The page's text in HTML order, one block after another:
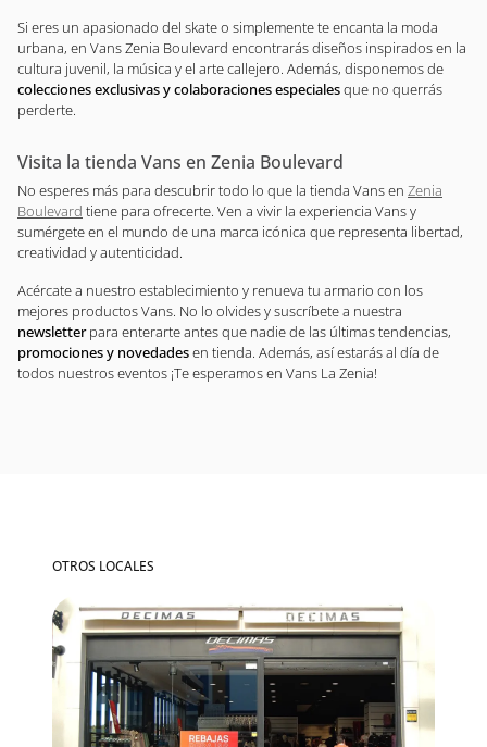
Si eres un apasionado del skate o simplemente te encanta la moda
urbana, en Vans Zenia Boulevard encontrarás diseños inspirados en la
cultura juvenil, la música y el arte callejero. Además, disponemos de
colecciones exclusivas y colaboraciones especialesque no querrás
perderte.
Visita la tienda Vans en Zenia Boulevard
No esperes más para descubrir todo lo que la tienda Vans en Zenia
Boulevard tiene para ofrecerte. Ven a vivir la experiencia Vans y
sumérgete en el mundo de una marca icónica que representa libertad,
creatividad y autenticidad.
Acércate a nuestro establecimiento y renueva tu armario con los
mejores productos Vans. No lo olvides y suscríbete a nuestra
newsletterpara enterarte antes que nadie de las últimas tendencias,
promociones y novedadesen tienda. Además, así estarás al día de
todos nuestros eventos ¡Te esperamos en Vans La Zenia!
OTROS LOCALES